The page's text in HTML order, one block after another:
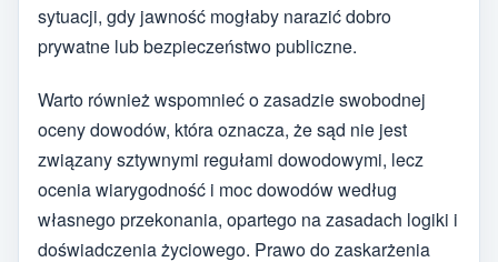
sytuacji, gdy jawność mogłaby narazić dobro
prywatne lub bezpieczeństwo publiczne.
Warto również wspomnieć o zasadzie swobodnej
oceny dowodów, która oznacza, że sąd nie jest
związany sztywnymi regułami dowodowymi, lecz
ocenia wiarygodność i moc dowodów według
własnego przekonania, opartego na zasadach logiki i
doświadczenia życiowego. Prawo do zaskarżenia